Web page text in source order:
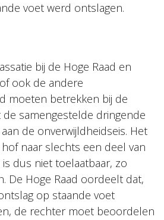
voet werd ontslagen.
bij de Hoge Raad en
ook de andere
moeten betrekken bij de
samengestelde dringende
de onverwijldheidseis. Het
naar slechts een deel van
dus niet toelaatbaar, zo
De Hoge Raad oordeelt dat,
op staande voet
de rechter moet beoordelen